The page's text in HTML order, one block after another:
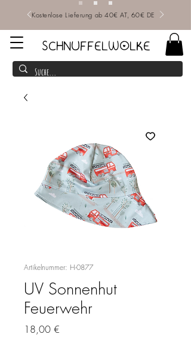
Kostenlose Lieferung ab 40€ AT, 60€ DE
SCHNUFFELWOLKE
Artikelnummer: H-0877
UV Sonnenhut
Feuerwehr
18,00 €